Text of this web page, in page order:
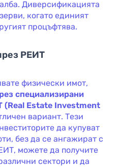
Диверсификацията
когато единият
процъфтява.
РЕИТ
физически имот,
специализирани
(Real Estate Investment
вариант. Тези
да купуват
без да се ангажират с
можете да получите
сектори и да